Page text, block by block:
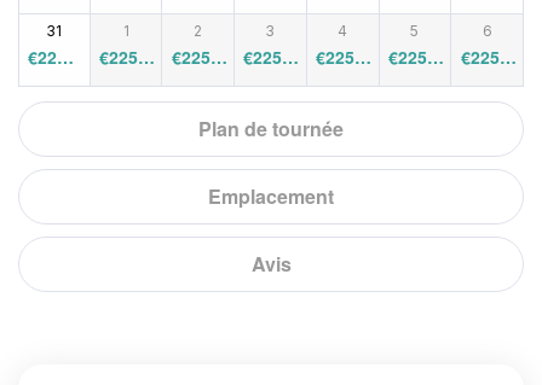
Plan de tournée
Emplacement
Avis
0
0
0
0
0
0
0
31
€225.0
0
1
€225.0
0
2
€225.0
0
3
€225.0
0
4
€225.0
0
5
€225.0
0
6
€225.0
0